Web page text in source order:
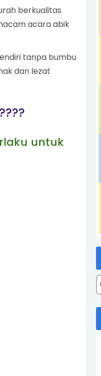
berkualitas
acara abik
tanpa bumbu
dan lezat
untuk